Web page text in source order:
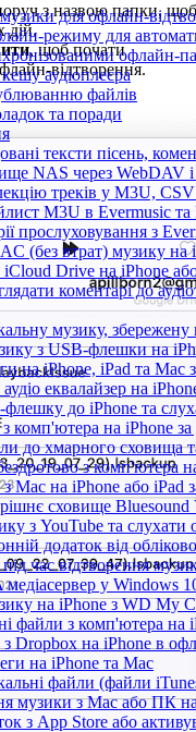
для офлайн-
режиму для
офлайн-
аудіоплеєра
файлів
та поради
тексти пісень,
NAS через WebDAV
треків у M3U,
M3U в Evermusic та
прослуховування з
(без втрат) музику на
iCloud Drive на iPhone
коментарі до
музику, збережену
з USB-флешки на
на iPhone, iPad та
еквалайзер на
до iPhone та
комп'ютера на iPhone
до хмарного сховища
з комп'ютера
Mac на iPhone або iPad
сховище
з YouTube та
додаток від
час відтворення
у Windows
на iPhone з WD My
файли з комп'ютера
Dropbox на iPhone в
на iPhone та Mac
файли (файли
музики з Mac або ПК
з App Store або
з назвою папки, щоб
дій.
, щоб почати
відтворення.